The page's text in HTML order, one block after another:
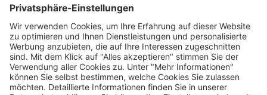
FOLGEN SIE UNS